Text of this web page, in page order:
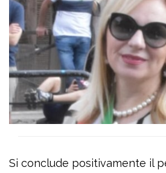
Si conclude positivamente il